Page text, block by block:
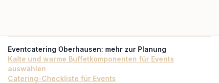
Eventcatering Oberhausen: mehr zur Planung
Kalte und warme Buffetkomponenten für Events
auswählen
Catering-Checkliste für Events